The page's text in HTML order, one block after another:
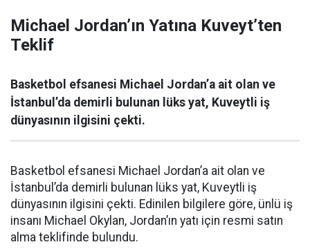
Michael Jordan’ın Yatına Kuveyt’ten
Teklif
Basketbol efsanesi Michael Jordan’a ait olan ve
İstanbul’da demirli bulunan lüks yat, Kuveytli iş
dünyasının ilgisini çekti.
Basketbol efsanesi Michael Jordan’a ait olan ve
İstanbul’da demirli bulunan lüks yat, Kuveytli iş
dünyasının ilgisini çekti. Edinilen bilgilere göre, ünlü iş
insanı Michael Okylan, Jordan’ın yatı için resmi satın
alma teklifinde bulundu.